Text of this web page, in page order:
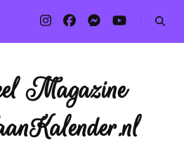
Magazine